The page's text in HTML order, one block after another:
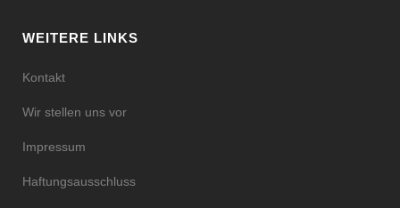
WEITERE LINKS
Kontakt
Wir stellen uns vor
Impressum
Haftungsausschluss